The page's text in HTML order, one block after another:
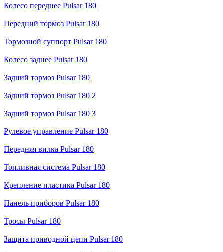
Колесо переднее Pulsar 180
Передний тормоз Pulsar 180
Тормозной суппорт Pulsar 180
Колесо заднее Pulsar 180
Задний тормоз Pulsar 180
Задний тормоз Pulsar 180 2
Задний тормоз Pulsar 180 3
Рулевое управление Pulsar 180
Передняя вилка Pulsar 180
Топливная система Pulsar 180
Крепление пластика Pulsar 180
Панель приборов Pulsar 180
Тросы Pulsar 180
Защита приводной цепи Pulsar 180